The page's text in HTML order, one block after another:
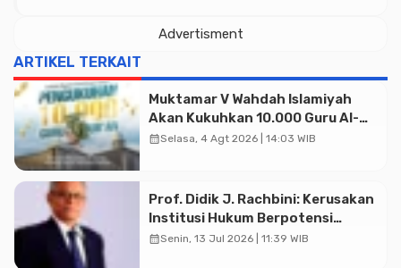
Advertisment
Advertisment
ARTIKEL TERKAIT
Muktamar V Wahdah Islamiyah
Akan Kukuhkan 10.000 Guru Al-
Qur’an di Masjid Istiqlal
calendar_monthSelasa, 4 Agt 2026 | 14:03 WIB
Prof. Didik J. Rachbini: Kerusakan
Institusi Hukum Berpotensi
Menghambat Pertumbuhan
calendar_monthSenin, 13 Jul 2026 | 11:39 WIB